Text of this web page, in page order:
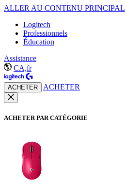
ALLER AU CONTENU PRINCIPAL
Logitech
Professionnels
Éducation
Assistance
CA,fr
ACHETER ACHETER
ACHETER PAR CATÉGORIE